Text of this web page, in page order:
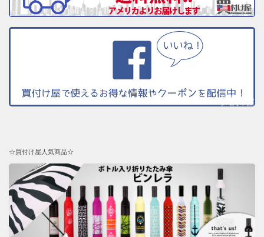
☆買付け屋人気商品☆